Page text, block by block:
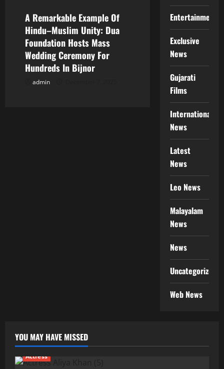
A Remarkable Example Of
Hindu–Muslim Unity: Dua
Foundation Hosts Mass
Wedding Ceremony For
Hundreds In Bijnor
admin
Entertainment
Exclusive
News
Gujarati
Films
International
News
Latest
News
Leo News
Malayalam
News
News
Uncategorized
Web News
YOU MAY HAVE MISSED
Actress